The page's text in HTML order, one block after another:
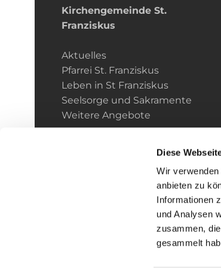
Diese
Wir
anbieten zu
Informationen
und Analysen
zusammen,
gesammelt
Kirchengemeinde­­ St.
Franziskus
Aktuelles
Pfarrei St. Franziskus
Leben in St Franziskus
Seelsorge und Sakramente
Weitere Angebote